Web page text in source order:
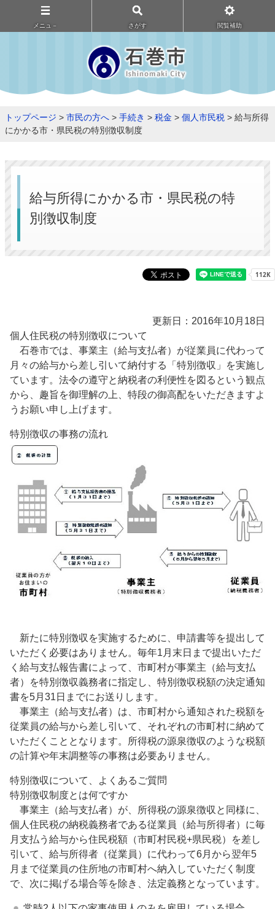
メニュ－ さがす 閲覧補助
トップページ > 市民の方へ > 手続き > 税金 > 個人市民税 > 給与所得
にかかる市・県民税の特別徴収制度
給与所得にかかる市・県民税の特
別徴収制度
更新日：2016年10月18日
個人住民税の特別徴収について
石巻市では、事業主（給与支払者）が従業員に代わって
月々の給与から差し引いて納付する「特別徴収」を実施し
ています。法令の遵守と納税者の利便性を図るという観点
から、趣旨を御理解の上、特段の御高配をいただきますよ
うお願い申し上げます。
特別徴収の事務の流れ
新たに特別徴収を実施するために、申請書等を提出して
いただく必要はありません。毎年1月末日まで提出いただ
く給与支払報告書によって、市町村が事業主（給与支払
者）を特別徴収義務者に指定し、特別徴収税額の決定通知
書を5月31日までにお送りします。
事業主（給与支払者）は、市町村から通知された税額を
従業員の給与から差し引いて、それぞれの市町村に納めて
いただくこととなります。所得税の源泉徴収のような税額
の計算や年末調整等の事務は必要ありません。
特別徴収について、よくあるご質問
特別徴収制度とは何ですか
事業主（給与支払者）が、所得税の源泉徴収と同様に、
個人住民税の納税義務者である従業員（給与所得者）に毎
月支払う給与から住民税額（市町村民税+県民税）を差し
引いて、給与所得者（従業員）に代わって6月から翌年5
月まで従業員の住所地の市町村へ納入していただく制度
で、次に掲げる場合等を除き、法定義務となっています。